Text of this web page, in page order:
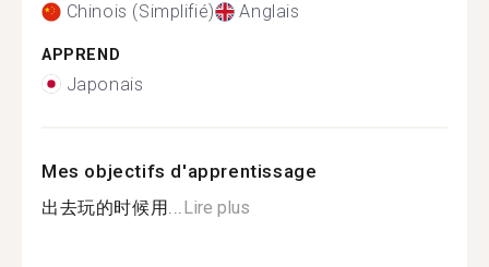
Chinois (Simplifié) Anglais
APPREND
Japonais
Mes objectifs d'apprentissage
出去玩的时候用... Lire plus